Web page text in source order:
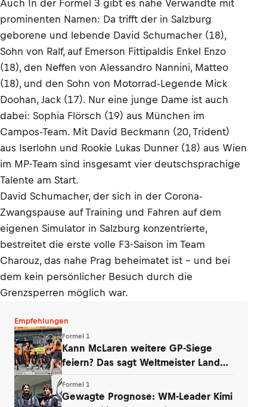
Auch In der Formel 3 gibt es nahe Verwandte mit
prominenten Namen: Da trifft der in Salzburg
geborene und lebende David Schumacher (18),
Sohn von Ralf, auf Emerson Fittipaldis Enkel Enzo
(18), den Neffen von Alessandro Nannini, Matteo
(18), und den Sohn von Motorrad-Legende Mick
Doohan, Jack (17). Nur eine junge Dame ist auch
dabei: Sophia Flörsch (19) aus München im
Campos-Team. Mit David Beckmann (20, Trident)
aus Iserlohn und Rookie Lukas Dunner (18) aus Wien
im MP-Team sind insgesamt vier deutschsprachige
Talente am Start.
David Schumacher, der sich in der Corona-
Zwangspause auf Training und Fahren auf dem
eigenen Simulator in Salzburg konzentrierte,
bestreitet die erste volle F3-Saison im Team
Charouz, das nahe Prag beheimatet ist – und bei
dem kein persönlicher Besuch durch die
Grenzsperren möglich war.
Empfehlungen
Formel 1
Kann McLaren weitere GP-Siege
feiern? Das sagt Weltmeister Lando
Formel 1
Gewagte Prognose: WM-Leader Kimi